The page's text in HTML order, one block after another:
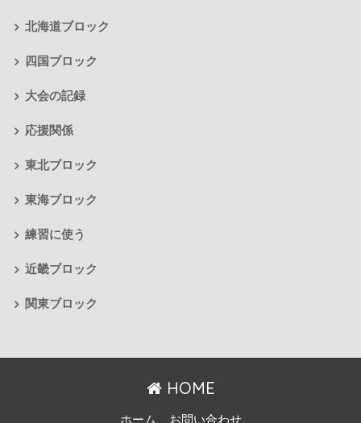
北海道ブロック
四国ブロック
大会の記録
応援関係
東北ブロック
東海ブロック
練習に使う
近畿ブロック
関東ブロック
HOME
ホーム お問い合わせ